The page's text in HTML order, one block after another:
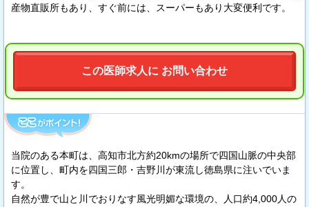
産物直販所もあり、すぐ前には、スーパーもあり大変便利です。
この医師求人に お問い合わせ
当院のある本町は、高知市北方約20kmの場所で四国山脈の中央部
に位置し、町内を四国三郎・吉野川が東流し徳島県に注いでいま
す。
自然が豊で山と川でおりなす風光明媚な環境の、人口約4,000人の